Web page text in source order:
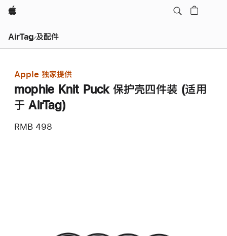
Apple
AirTag 及配件
Apple 独家提供
mophie Knit Puck 保护壳四件装 (适用
于 AirTag)
RMB 498